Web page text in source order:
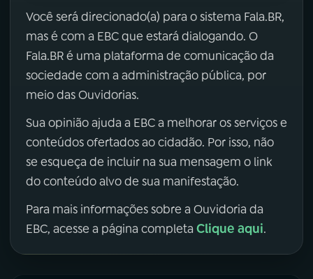
Você será direcionado(a) para o sistema Fala.BR,
mas é com a EBC que estará dialogando. O
Fala.BR é uma plataforma de comunicação da
sociedade com a administração pública, por
meio das Ouvidorias.
Sua opinião ajuda a EBC a melhorar os serviços e
conteúdos ofertados ao cidadão. Por isso, não
se esqueça de incluir na sua mensagem o link
do conteúdo alvo de sua manifestação.
Para mais informações sobre a Ouvidoria da
EBC, acesse a página completa Clique aqui.